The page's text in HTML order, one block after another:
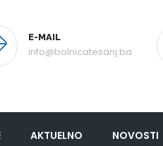
E-MAIL
info@bolnicatesanj.ba
AKTUELNO NOVOSTI